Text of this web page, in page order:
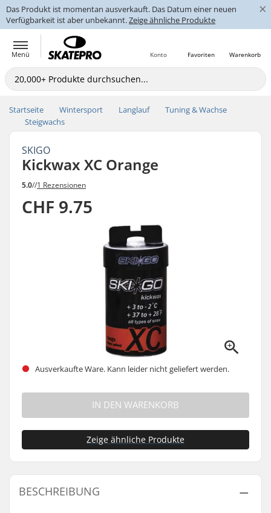
Das Produkt ist momentan ausverkauft. Das Datum einer neuen
Verfügbarkeit ist aber unbekannt.Zeige ähnliche Produkte
×
Menü Warenkorb
Favoriten
Konto
Startseite Wintersport Langlauf
Tuning & Wachse
Steigwachs
SKIGO
Kickwax XC Orange
5.0//1 Rezensionen
CHF 9.75
Ausverkaufte Ware. Kann leider nicht geliefert werden.
IN DEN WARENKORB
Zeige ähnliche Produkte
BESCHREIBUNG